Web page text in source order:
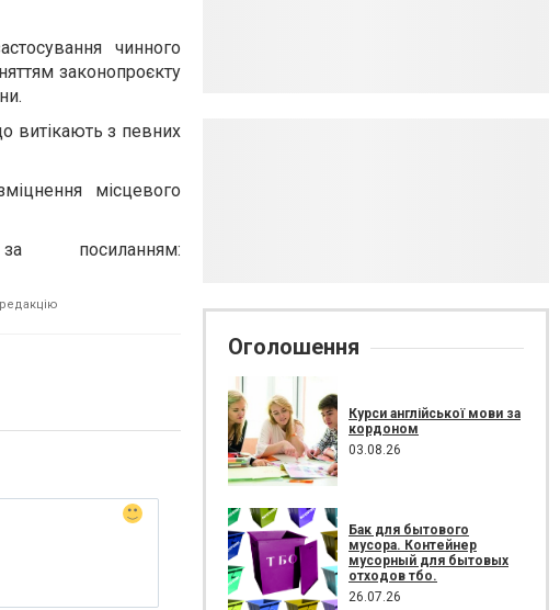
чинного
законопроєкту
витікають з певних
місцевого
посиланням:
Оголошення
Курси англійської мови за
кордоном
03.08.26
Бак для бытового
мусора. Контейнер
мусорный для бытовых
отходов тбо.
26.07.26